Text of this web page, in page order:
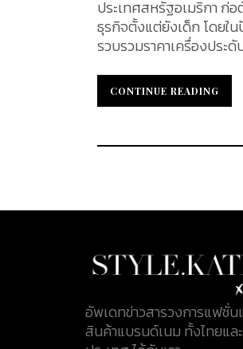
ประเทศสหรัฐอเมริกา ก่
ธุรกิจตั้งแต่ยังเด็ก โดยในปัจจุ
รวบรวมราคาเครื่องประ
สำหรับคนพิเศษสามารถศึก
Necklaces & Pendants
ของสร้อยคอด้วยจี้อันต้อ
Silver), รูทีเนียม
CONTINUE READING
CONTINUE READING
อัพเดทข่าวสารวงการแฟชั่น
สินค้าแบรนด์เนม ทั้งไทยแล